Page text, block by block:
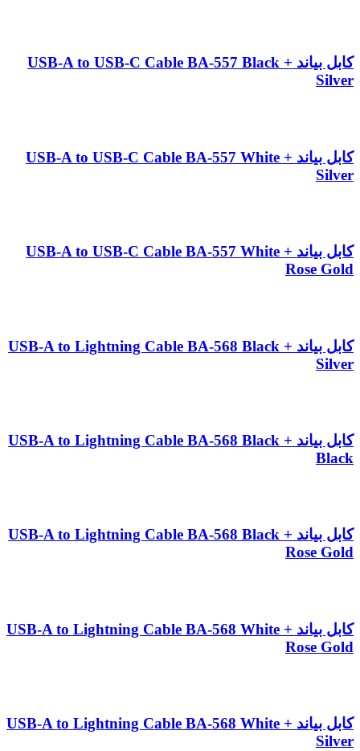
کابل بیاند USB-A to USB-C Cable BA-557 Black +
Silver
کابل بیاند USB-A to USB-C Cable BA-557 White +
Silver
کابل بیاند USB-A to USB-C Cable BA-557 White +
Rose Gold
کابل بیاند USB-A to Lightning Cable BA-568 Black +
Silver
کابل بیاند USB-A to Lightning Cable BA-568 Black +
Black
کابل بیاند USB-A to Lightning Cable BA-568 Black +
Rose Gold
کابل بیاند USB-A to Lightning Cable BA-568 White +
Rose Gold
کابل بیاند USB-A to Lightning Cable BA-568 White +
Silver